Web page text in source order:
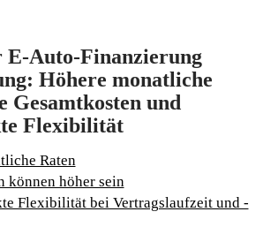
E-Auto-Finanzierung
Höhere monatliche
Gesamtkosten und
Flexibilität
Raten
können höher sein
Flexibilität bei Vertragslaufzeit und -